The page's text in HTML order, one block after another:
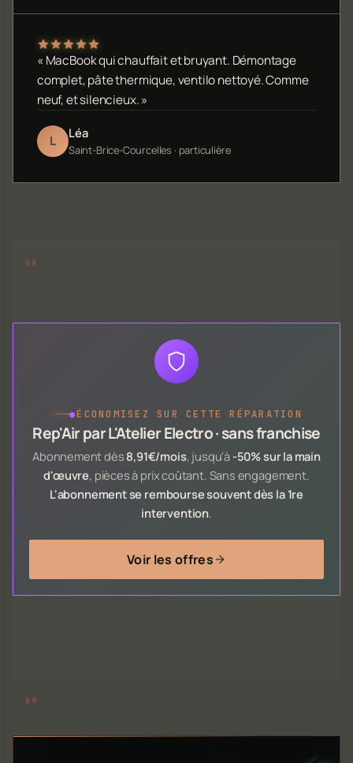
« MacBook qui chauffait et bruyant. Démontage
complet, pâte thermique, ventilo nettoyé. Comme
neuf, et silencieux. »
L Léa
Saint-Brice-Courcelles · particulière
●ÉCONOMISEZ SUR CETTE RÉPARATION
Rep'Air par L'Atelier Electro · sans franchise
Abonnement dès 8,91€/mois, jusqu'à -50% sur la main
d'œuvre, pièces à prix coûtant. Sans engagement.
L'abonnement se rembourse souvent dès la 1re
intervention
Voir les offres